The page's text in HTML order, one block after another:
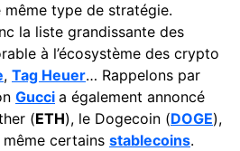
type de stratégie.
la liste grandissante des
à l’écosystème des crypto
, Tag Heuer… Rappelons par
Gucci a également annoncé
(ETH), le Dogecoin (DOGE),
certains stablecoins.